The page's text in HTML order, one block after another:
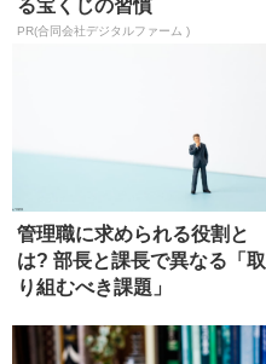
る宝くじの習慣
PR(合同会社デジタルファーム )
管理職に求められる役割と
は? 部長と課長で異なる「取
り組むべき課題」